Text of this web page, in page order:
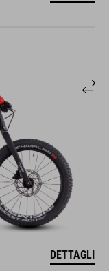
DETTAGLI